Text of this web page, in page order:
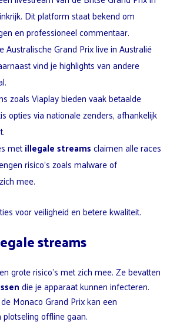
Dit platform staat bekend om
en professioneel commentaar.
Australische Grand Prix live in Australië
vind je highlights van andere
zoals Viaplay bieden vaak betaalde
opties via nationale zenders, afhankelijk
metillegale streamsclaimen alle races
risico’s zoals malware of
mee.
voor veiligheid en betere kwaliteit.
streams
grote risico’s met zich mee. Ze bevatten
die je apparaat kunnen infecteren.
Monaco Grand Prix kan een
offline gaan.